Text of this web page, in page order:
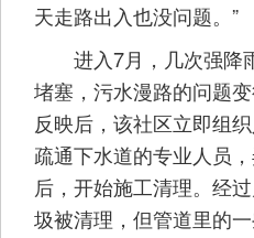
天走路出入也没问题。”
进入7月，几次强降
堵塞，污水漫路的问题
反映后，该社区立即组
疏通下水道的专业人员
后，开始施工清理。经
圾被清理，但管道里的